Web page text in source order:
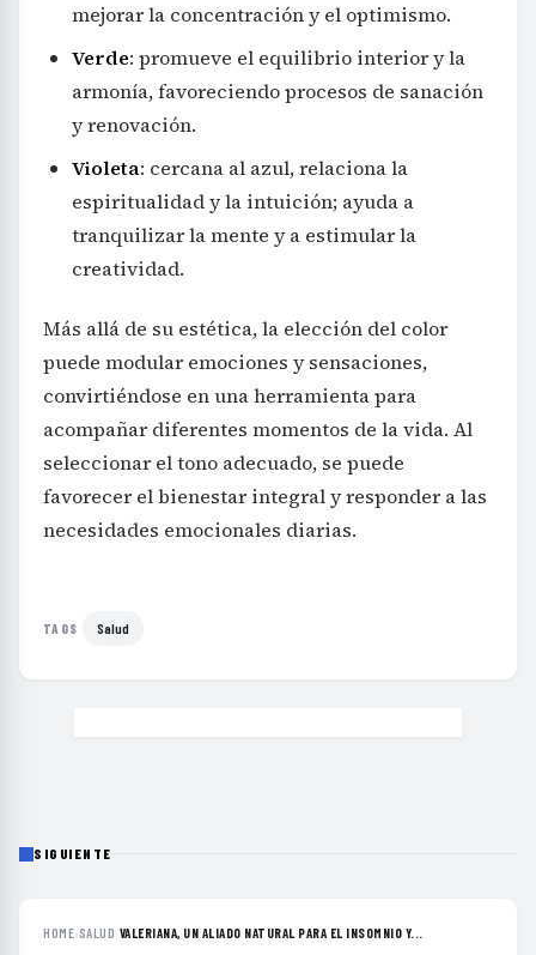
mejorar la concentración y el optimismo.
Verde: promueve el equilibrio interior y la
armonía, favoreciendo procesos de sanación
y renovación.
Violeta: cercana al azul, relaciona la
espiritualidad y la intuición; ayuda a
tranquilizar la mente y a estimular la
creatividad.
Más allá de su estética, la elección del color
puede modular emociones y sensaciones,
convirtiéndose en una herramienta para
acompañar diferentes momentos de la vida. Al
seleccionar el tono adecuado, se puede
favorecer el bienestar integral y responder a las
necesidades emocionales diarias.
TAGS Salud
SIGUIENTE
HOME› SALUD›VALERIANA, UN ALIADO NATURAL PARA EL INSOMNIO Y...